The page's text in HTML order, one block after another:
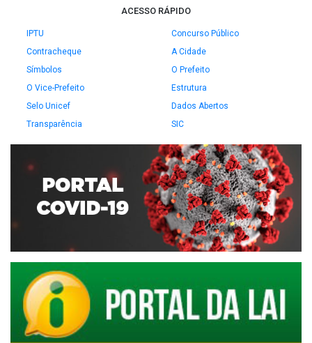
ACESSO RÁPIDO
IPTU
Concurso Público
Contracheque
A Cidade
Símbolos
O Prefeito
O Vice-Prefeito
Estrutura
Selo Unicef
Dados Abertos
Transparência
SIC